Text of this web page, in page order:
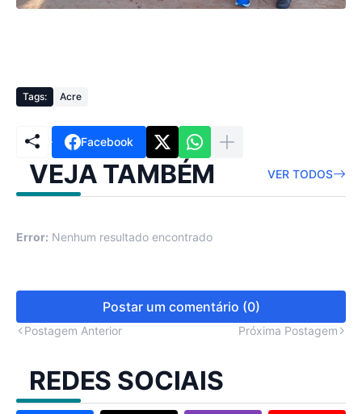
Tags: Acre
Facebook
VEJA TAMBÉM VER TODOS
Error: Nenhum resultado encontrado
Postar um comentário (0)
Postagem Anterior Próxima Postagem
REDES SOCIAIS